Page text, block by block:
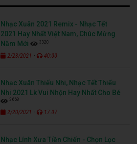
Nhạc Xuân 2021 Remix - Nhạc Tết
2021 Hay Nhất Việt Nam, Chúc Mừng
Năm Mới
3320
2/23/2021 - 40:00
Nhạc Xuân Thiếu Nhi, Nhạc Tết Thiếu
Nhi 2021 Lk Vui Nhộn Hay Nhất Cho Bé
3668
2/20/2021 - 17:07
Nhạc Lính Xưa Tiền Chiến - Chọn Lọc